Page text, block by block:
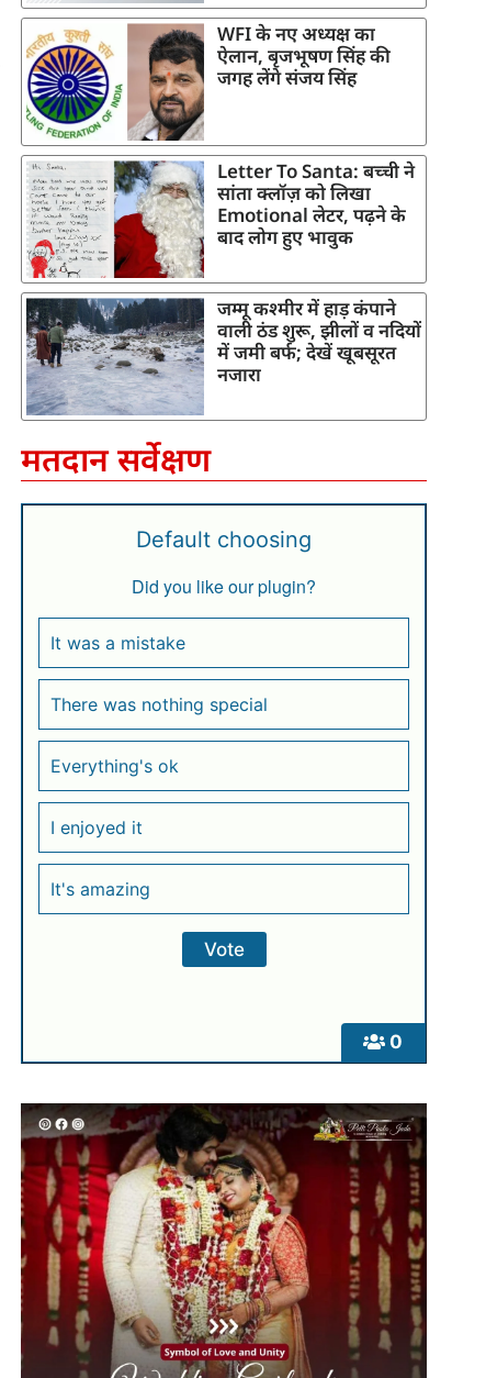
WFI के नए अध्यक्ष का
ऐलान, बृजभूषण सिंह की
जगह लेंगे संजय सिंह
Letter To Santa: बच्ची ने
सांता क्लॉज़ को लिखा
Emotional लेटर, पढ़ने के
बाद लोग हुए भावुक
जम्मू कश्मीर में हाड़ कंपाने
वाली ठंड शुरू, झीलों व नदियों
में जमी बर्फ; देखें खूबसूरत
नजारा
मतदान सर्वेक्षण
0
Default choosing
Did you like our plugin?
It was a mistake
There was nothing special
Everything's ok
I enjoyed it
It's amazing